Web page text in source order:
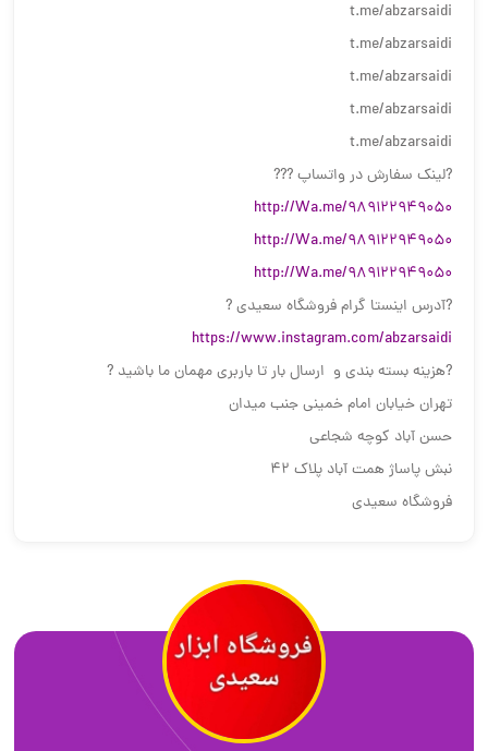
t.me/abzarsaidi
t.me/abzarsaidi
t.me/abzarsaidi
t.me/abzarsaidi
t.me/abzarsaidi
?لينك سفارش در واتساپ ???
http://Wa.me/989122949050
http://Wa.me/989122949050
http://Wa.me/989122949050
?آدرس اینستا گرام فروشگاه سعیدی ?
https://www.instagram.com/abzarsaidi
?هزینه بسته بندی و ارسال بار تا باربری مهمان ما باشید ?
تهران خیابان امام خمینی جنب میدان
حسن آباد کوچه شجاعی
نبش پاساژ همت آباد پلاک ۴۲
فروشگاه سعیدی‌